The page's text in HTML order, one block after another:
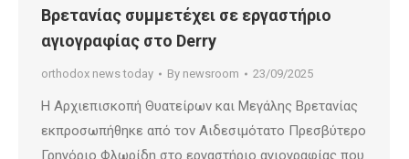
Βρετανίας συμμετέχει σε εργαστήριο
αγιογραφίας στο Derry
orthodox news today By newsroom 23/09/2025
Η Αρχιεπισκοπή Θυατείρων και Μεγάλης Βρετανίας
εκπροσωπήθηκε από τον Αιδεσιμότατο Πρεσβύτερο
Γρηγόριο Φλωρίδη στο εργαστήριο αγιογραφίας που